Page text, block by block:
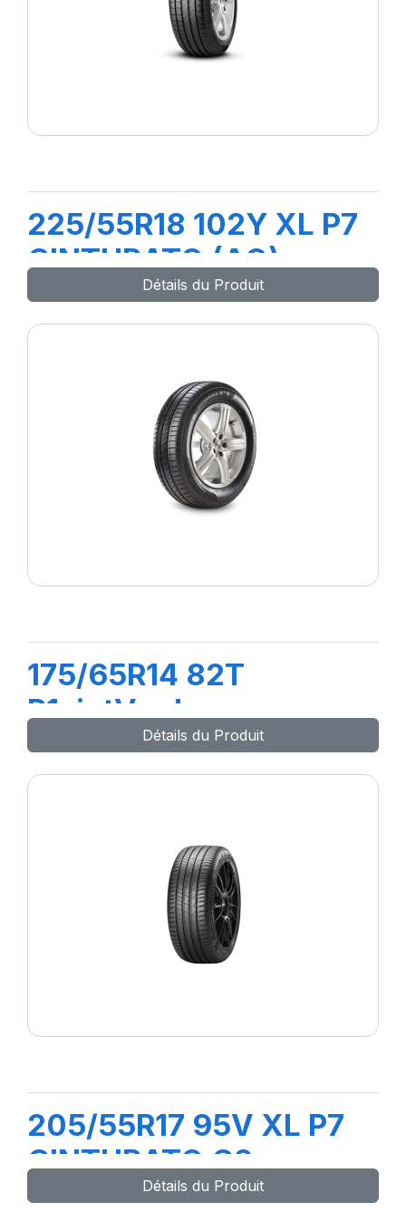
225/55R18 102Y XL P7
CINTURATO (AO)
Détails du Produit
175/65R14 82T
P1cintVerde
Détails du Produit
205/55R17 95V XL P7
CINTURATO C2
Détails du Produit